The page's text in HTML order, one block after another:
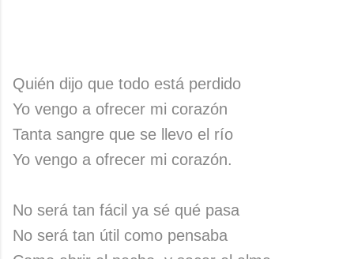
Quién dijo que todo está perdido
Yo vengo a ofrecer mi corazón
Tanta sangre que se llevo el río
Yo vengo a ofrecer mi corazón.
No será tan fácil ya sé qué pasa
No será tan útil como pensaba